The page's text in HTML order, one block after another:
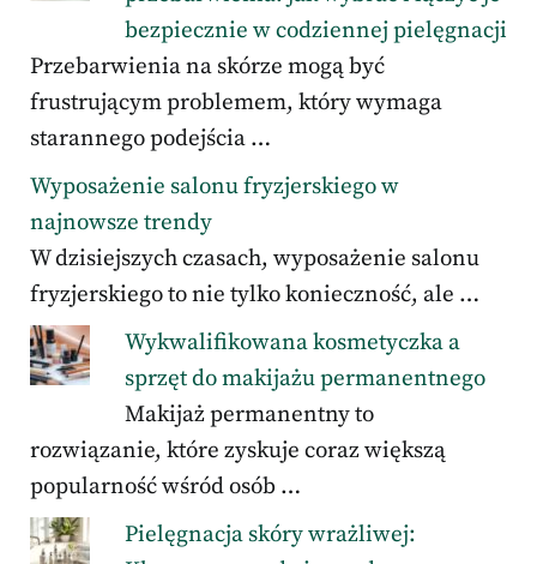
bezpiecznie w codziennej pielęgnacji
Przebarwienia na skórze mogą być
frustrującym problemem, który wymaga
starannego podejścia …
Wyposażenie salonu fryzjerskiego w
najnowsze trendy
W dzisiejszych czasach, wyposażenie salonu
fryzjerskiego to nie tylko konieczność, ale …
Wykwalifikowana kosmetyczka a
sprzęt do makijażu permanentnego
Makijaż permanentny to
rozwiązanie, które zyskuje coraz większą
popularność wśród osób …
Pielęgnacja skóry wrażliwej: